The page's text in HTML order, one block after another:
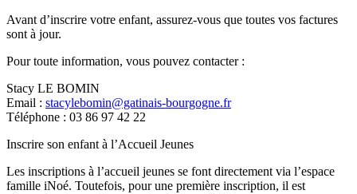
Avant d’inscrire votre enfant, assurez-vous que toutes vos factures
sont à jour.
Pour toute information, vous pouvez contacter :
Stacy LE BOMIN
Email : stacylebomin@gatinais-bourgogne.fr
Téléphone : 03 86 97 42 22
Inscrire son enfant à l’Accueil Jeunes
Les inscriptions à l’accueil jeunes se font directement via l’espace
famille iNoé. Toutefois, pour une première inscription, il est